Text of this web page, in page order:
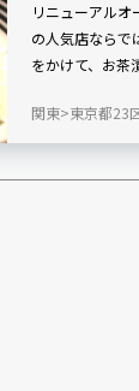
リニューアル
の人気店ならで
をかけて、お茶
関東 東京都23